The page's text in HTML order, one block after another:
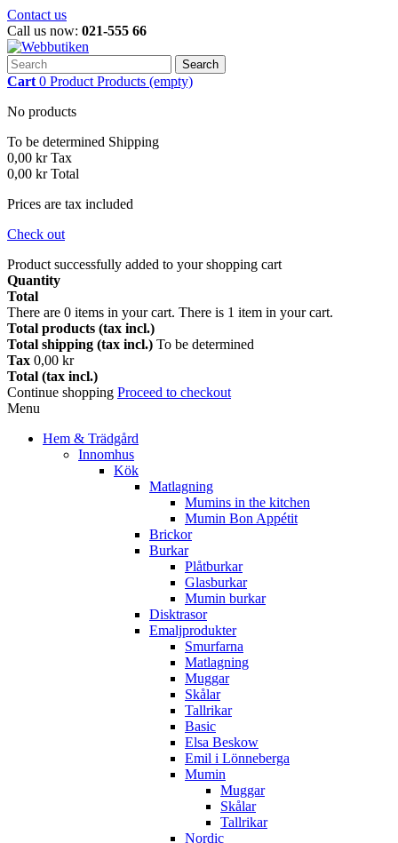
Contact us
Call us now: 021-555 66
Search
Cart 0 Product Products (empty)
No products
To be determined Shipping
0,00 kr Tax
0,00 kr Total
Prices are tax included
Check out
Product successfully added to your shopping cart
Quantity
Total
There are 0 items in your cart. There is 1 item in your cart.
Total products (tax incl.)
Total shipping (tax incl.) To be determined
Tax 0,00 kr
Total (tax incl.)
Continue shopping Proceed to checkout
Menu
Hem & Trädgård
Innomhus
Kök
Matlagning
Mumins in the kitchen
Mumin Bon Appétit
Brickor
Burkar
Plåtburkar
Glasburkar
Mumin burkar
Disktrasor
Emaljprodukter
Smurfarna
Matlagning
Muggar
Skålar
Tallrikar
Basic
Elsa Beskow
Emil i Lönneberga
Mumin
Muggar
Skålar
Tallrikar
Nordic